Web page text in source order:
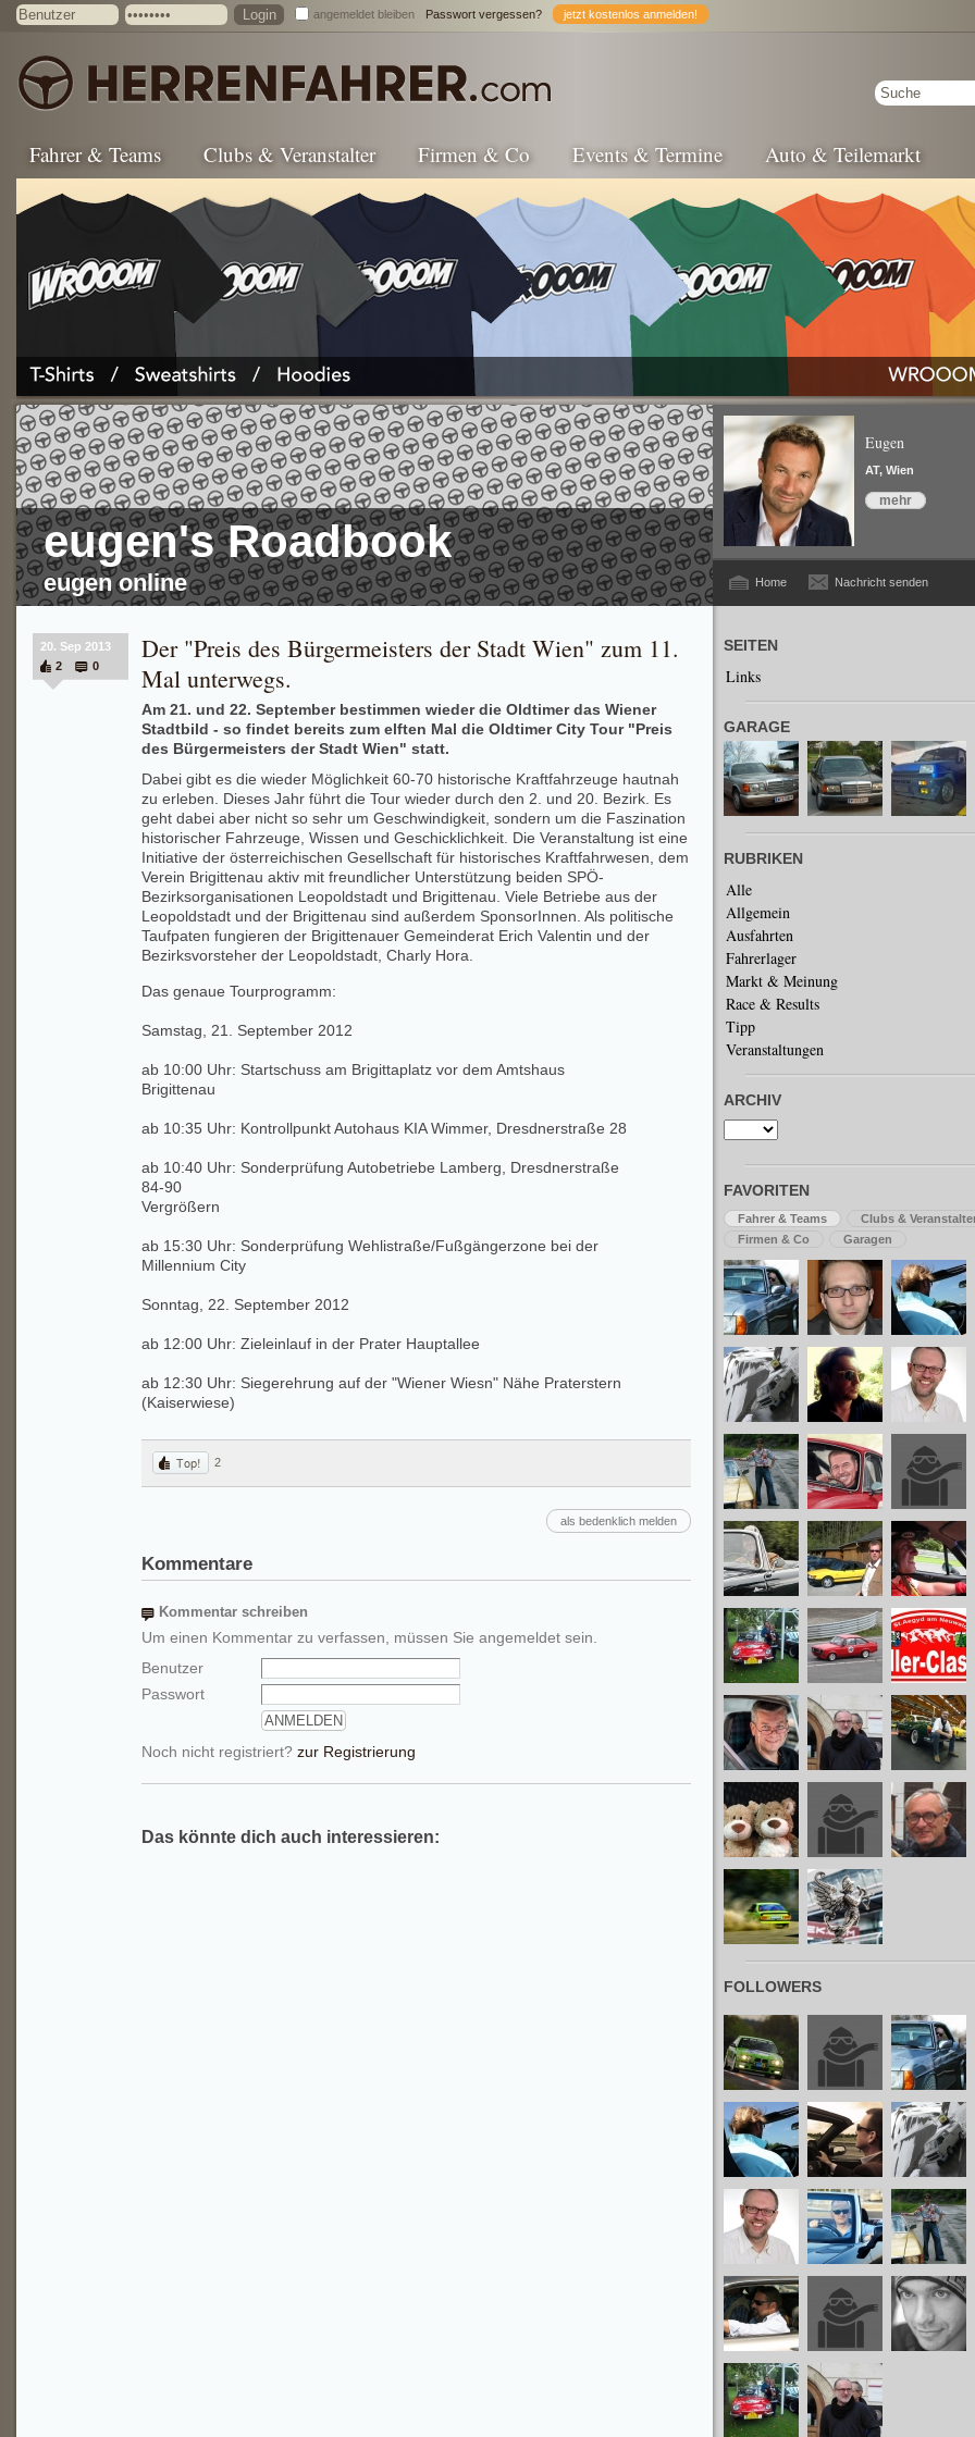
angemeldet bleiben Passwort vergessen? jetzt kostenlos anmelden!
Fahrer & Teams Clubs & Veranstalter Firmen & Co Events & Termine Auto & Teilemarkt
eugen's Roadbook
eugen online
Eugen
AT, Wien
mehr
Home Nachricht senden
20. Sep 2013
2
0
Der "Preis des Bürgermeisters der Stadt Wien" zum 11.
Mal unterwegs.
Am 21. und 22. September bestimmen wieder die Oldtimer das Wiener
Stadtbild - so findet bereits zum elften Mal die Oldtimer City Tour "Preis
des Bürgermeisters der Stadt Wien" statt.
Dabei gibt es die wieder Möglichkeit 60-70 historische Kraftfahrzeuge hautnah
zu erleben. Dieses Jahr führt die Tour wieder durch den 2. und 20. Bezirk. Es
geht dabei aber nicht so sehr um Geschwindigkeit, sondern um die Faszination
historischer Fahrzeuge, Wissen und Geschicklichkeit. Die Veranstaltung ist eine
Initiative der österreichischen Gesellschaft für historisches Kraftfahrwesen, dem
Verein Brigittenau aktiv mit freundlicher Unterstützung beiden SPÖ-
Bezirksorganisationen Leopoldstadt und Brigittenau. Viele Betriebe aus der
Leopoldstadt und der Brigittenau sind außerdem SponsorInnen. Als politische
Taufpaten fungieren der Brigittenauer Gemeinderat Erich Valentin und der
Bezirksvorsteher der Leopoldstadt, Charly Hora.
Das genaue Tourprogramm:
Samstag, 21. September 2012
ab 10:00 Uhr: Startschuss am Brigittaplatz vor dem Amtshaus
Brigittenau
ab 10:35 Uhr: Kontrollpunkt Autohaus KIA Wimmer, Dresdnerstraße 28
ab 10:40 Uhr: Sonderprüfung Autobetriebe Lamberg, Dresdnerstraße
84-90
Vergrößern
ab 15:30 Uhr: Sonderprüfung Wehlistraße/Fußgängerzone bei der
Millennium City
Sonntag, 22. September 2012
ab 12:00 Uhr: Zieleinlauf in der Prater Hauptallee
ab 12:30 Uhr: Siegerehrung auf der "Wiener Wiesn" Nähe Praterstern
(Kaiserwiese)
2
als bedenklich melden
Kommentare
Kommentar schreiben
Um einen Kommentar zu verfassen, müssen Sie angemeldet sein.
Benutzer
Passwort
Noch nicht registriert? zur Registrierung
Das könnte dich auch interessieren:
SEITEN
Links
GARAGE
RUBRIKEN
Alle
Allgemein
Ausfahrten
Fahrerlager
Markt & Meinung
Race & Results
Tipp
Veranstaltungen
ARCHIV
FAVORITEN
Fahrer & Teams
Clubs &
Firmen & Co
Garagen
FOLLOWERS